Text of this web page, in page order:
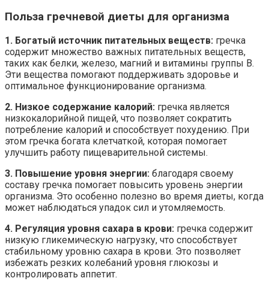
Польза гречневой диеты для организма
1. Богатый источник питательных веществ: гречка
содержит множество важных питательных веществ,
таких как белки, железо, магний и витамины группы B.
Эти вещества помогают поддерживать здоровье и
оптимальное функционирование организма.
2. Низкое содержание калорий: гречка является
низкокалорийной пищей, что позволяет сократить
потребление калорий и способствует похудению. При
этом гречка богата клетчаткой, которая помогает
улучшить работу пищеварительной системы.
3. Повышение уровня энергии: благодаря своему
составу гречка помогает повысить уровень энергии
организма. Это особенно полезно во время диеты, когда
может наблюдаться упадок сил и утомляемость.
4. Регуляция уровня сахара в крови: гречка содержит
низкую гликемическую нагрузку, что способствует
стабильному уровню сахара в крови. Это позволяет
избежать резких колебаний уровня глюкозы и
контролировать аппетит.